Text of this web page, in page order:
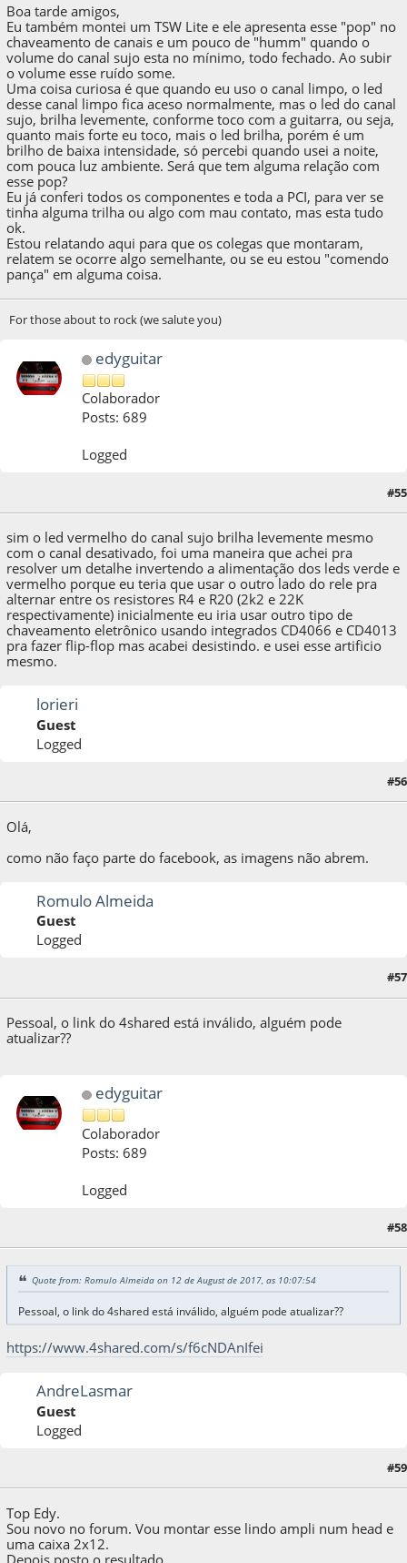
Boa tarde amigos,
Eu também montei um TSW Lite e ele apresenta esse "pop" no
chaveamento de canais e um pouco de "humm" quando o
volume do canal sujo esta no mínimo, todo fechado. Ao subir
o volume esse ruído some.
Uma coisa curiosa é que quando eu uso o canal limpo, o led
desse canal limpo fica aceso normalmente, mas o led do canal
sujo, brilha levemente, conforme toco com a guitarra, ou seja,
quanto mais forte eu toco, mais o led brilha, porém é um
brilho de baixa intensidade, só percebi quando usei a noite,
com pouca luz ambiente. Será que tem alguma relação com
esse pop?
Eu já conferi todos os componentes e toda a PCI, para ver se
tinha alguma trilha ou algo com mau contato, mas esta tudo
ok.
Estou relatando aqui para que os colegas que montaram,
relatem se ocorre algo semelhante, ou se eu estou "comendo
pança" em alguma coisa.
For those about to rock (we salute you)
edyguitar
Colaborador
Posts: 689
Logged
#55
sim o led vermelho do canal sujo brilha levemente mesmo
com o canal desativado, foi uma maneira que achei pra
resolver um detalhe invertendo a alimentação dos leds verde e
vermelho porque eu teria que usar o outro lado do rele pra
alternar entre os resistores R4 e R20 (2k2 e 22K
respectivamente) inicialmente eu iria usar outro tipo de
chaveamento eletrônico usando integrados CD4066 e CD4013
pra fazer flip-flop mas acabei desistindo. e usei esse artificio
mesmo.
lorieri
Guest
Logged
#56
Olá,
como não faço parte do facebook, as imagens não abrem.
Romulo Almeida
Guest
Logged
#57
Pessoal, o link do 4shared está inválido, alguém pode
atualizar??
edyguitar
Colaborador
Posts: 689
Logged
#58
Quote from: Romulo Almeida on 12 de August de 2017, as 10:07:54
Pessoal, o link do 4shared está inválido, alguém pode atualizar??
https://www.4shared.com/s/f6cNDAnIfei
AndreLasmar
Guest
Logged
#59
Top Edy.
Sou novo no forum. Vou montar esse lindo ampli num head e
uma caixa 2x12.
Depois posto o resultado.